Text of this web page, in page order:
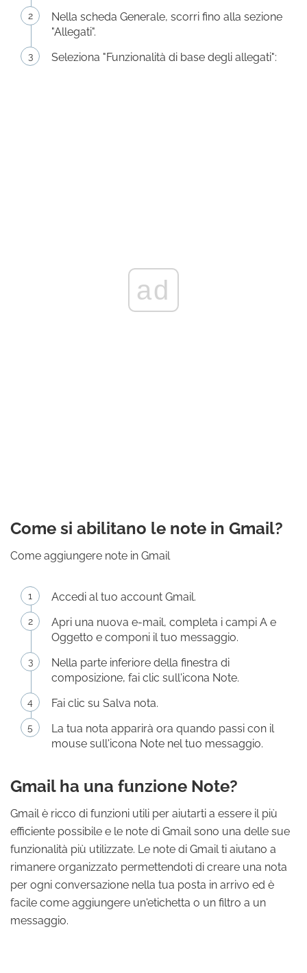
Nella scheda Generale, scorri fino alla sezione
"Allegati".
Seleziona "Funzionalità di base degli allegati":
ad
Come si abilitano le note in Gmail?
Come aggiungere note in Gmail
Accedi al tuo account Gmail.
Apri una nuova e-mail, completa i campi A e
Oggetto e componi il tuo messaggio.
Nella parte inferiore della finestra di
composizione, fai clic sull'icona Note.
Fai clic su Salva nota.
La tua nota apparirà ora quando passi con il
mouse sull'icona Note nel tuo messaggio.
Gmail ha una funzione Note?
Gmail è ricco di funzioni utili per aiutarti a essere il più
efficiente possibile e le note di Gmail sono una delle sue
funzionalità più utilizzate. Le note di Gmail ti aiutano a
rimanere organizzato permettendoti di creare una nota
per ogni conversazione nella tua posta in arrivo ed è
facile come aggiungere un'etichetta o un filtro a un
messaggio.